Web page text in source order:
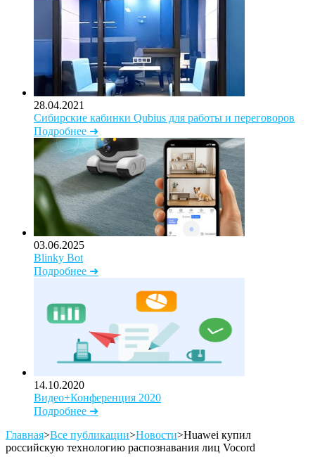
28.04.2021
Сибирские кабинки Qubius для работы и переговоров
Подробнее ➜
03.06.2025
Blinky Bot
Подробнее ➜
14.10.2020
Видео+Конференция 2020
Подробнее ➜
Главная>Все публикации>Новости>Huawei купил
российскую технологию распознавания лиц Vocord